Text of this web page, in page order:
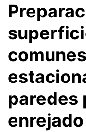
paredes
enrejado